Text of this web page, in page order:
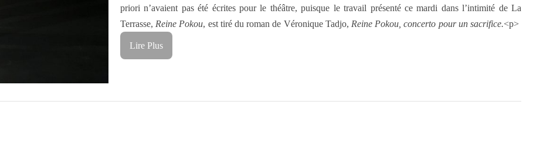
priori n’avaient pas été écrites pour le théâtre, puisque le travail présenté ce mardi dans l’intimité de La
Terrasse, Reine Pokou, est tiré du roman de Véronique Tadjo, Reine Pokou, concerto pour un sacrifice.<p>
Lire Plus